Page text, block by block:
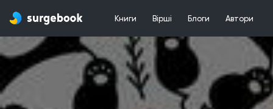
Книги Вірші Блоги Автори